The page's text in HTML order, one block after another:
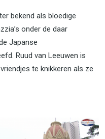
bekend als bloedige
onder de daar
Japanse
Ruud van Leeuwen is
te knikkeren als ze